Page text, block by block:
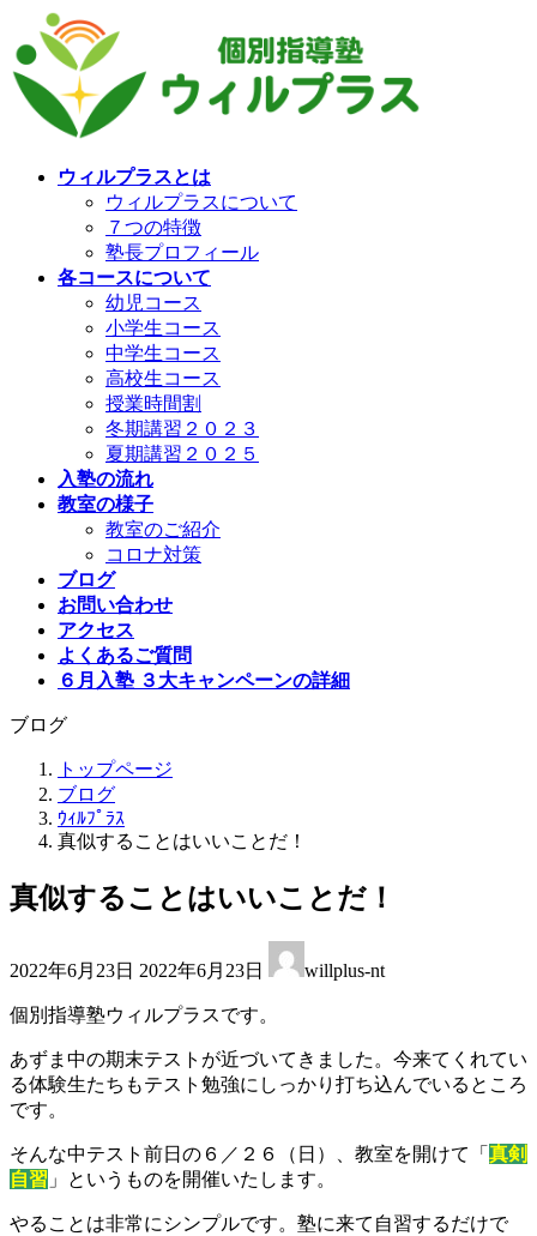
ン
テ
ン
ビ
ゲ
ー
ウィルプラスとは
ウィルプラスについて
７つの特徴
塾長プロフィール
各コースについて
幼児コース
小学生コース
中学生コース
高校生コース
授業時間割
冬期講習２０２３
夏期講習２０２５
入塾の流れ
教室の様子
教室のご紹介
コロナ対策
ブログ
お問い合わせ
アクセス
よくあるご質問
６月入塾 ３大キャンペーンの詳細
ブログ
トップページ
ブログ
ｳｨﾙﾌﾟﾗｽ
真似することはいいことだ！
真似することはいいことだ！
2022年6月23日 終
新
日
時
2022年6月23日 willplus-nt
個別指導塾ウィルプラスです。
あずま中の期末テストが近づいてきました。今来てくれてい
る体験生たちもテスト勉強にしっかり打ち込んでいるところ
です。
そんな中テスト前日の６／２６（日）、教室を開けて「 真剣
自習 」というものを開催いたします。
やることは非常にシンプルです。塾に来て自習するだけで